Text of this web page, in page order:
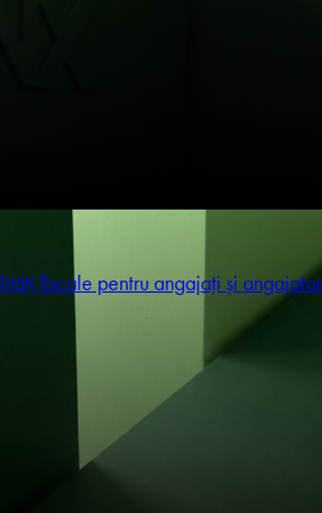
fiscale pentru angajați și